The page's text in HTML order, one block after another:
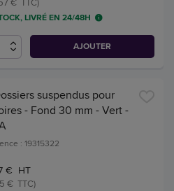
LIVRÉ EN 24/48H
AJOUTER
suspendus pour
- Fond 30 mm - Vert -
: 19315322
€ HT
€ TTC)